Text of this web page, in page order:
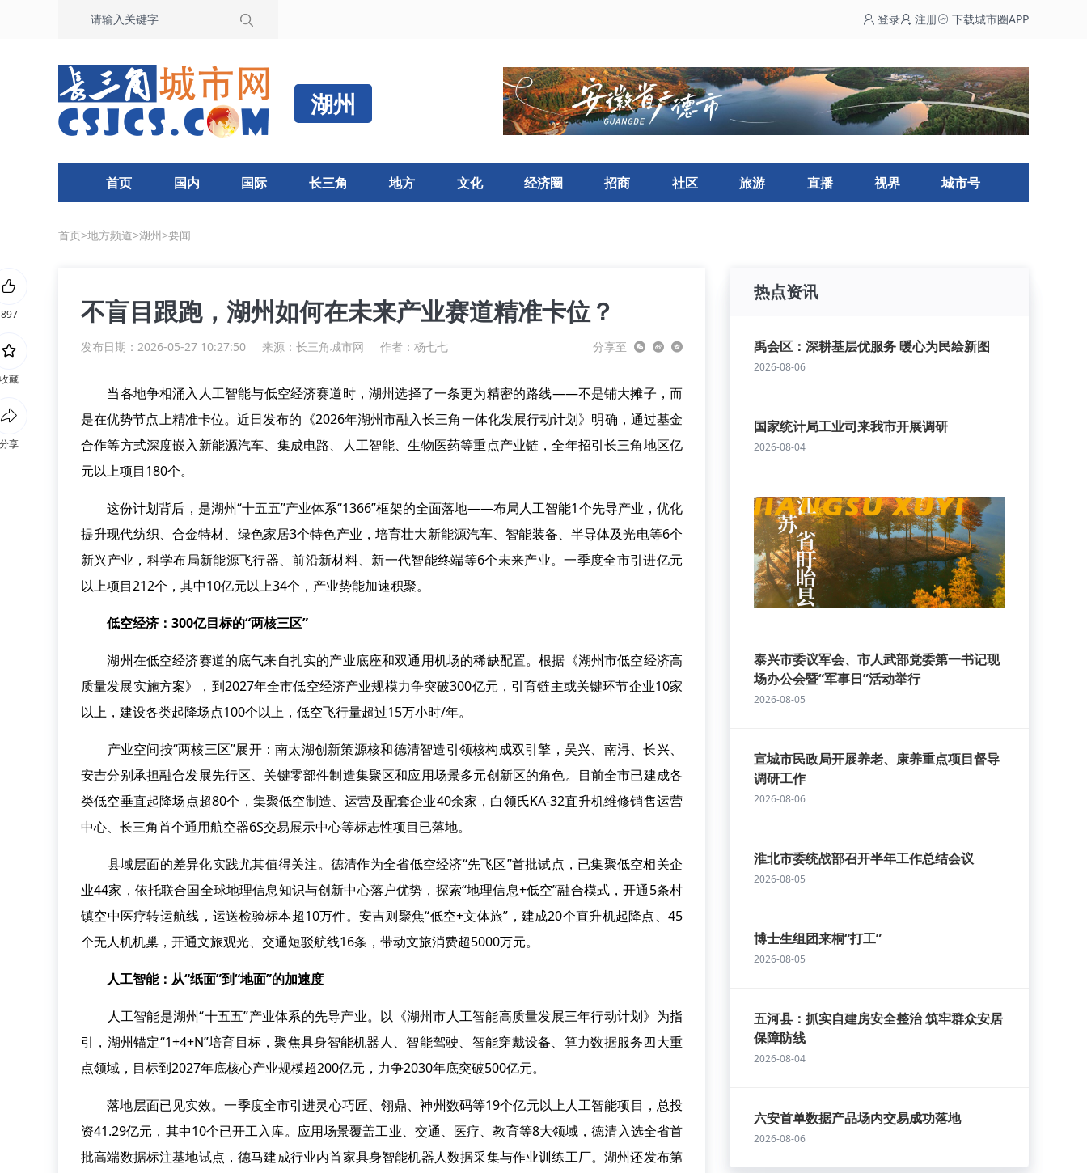
登录 注册 下载城市圈APP
湖州
首页 国内 国际 长三角 地方 文化 经济圈 招商 社区 旅游 直播 视界 城市号
首页>地方频道>湖州>要闻
不盲目跟跑，湖州如何在未来产业赛道精准卡位？
发布日期：2026-05-27 10:27:50 来源： 长三角城市网 作者：杨七七 分享至
当各地争相涌入人工智能与低空经济赛道时，湖州选择了一条更为精密的路线——不是铺大摊子，而
是在优势节点上精准卡位。近日发布的《2026年湖州市融入长三角一体化发展行动计划》明确，通过基金
合作等方式深度嵌入新能源汽车、集成电路、人工智能、生物医药等重点产业链，全年招引长三角地区亿
元以上项目180个。
这份计划背后，是湖州“十五五”产业体系“1366”框架的全面落地——布局人工智能1个先导产业，优化
提升现代纺织、合金特材、绿色家居3个特色产业，培育壮大新能源汽车、智能装备、半导体及光电等6个
新兴产业，科学布局新能源飞行器、前沿新材料、新一代智能终端等6个未来产业。一季度全市引进亿元
以上项目212个，其中10亿元以上34个，产业势能加速积聚。
低空经济：300亿目标的“两核三区”
湖州在低空经济赛道的底气来自扎实的产业底座和双通用机场的稀缺配置。根据《湖州市低空经济高
质量发展实施方案》，到2027年全市低空经济产业规模力争突破300亿元，引育链主或关键环节企业10家
以上，建设各类起降场点100个以上，低空飞行量超过15万小时/年。
产业空间按“两核三区”展开：南太湖创新策源核和德清智造引领核构成双引擎，吴兴、南浔、长兴、
安吉分别承担融合发展先行区、关键零部件制造集聚区和应用场景多元创新区的角色。目前全市已建成各
类低空垂直起降场点超80个，集聚低空制造、运营及配套企业40余家，白领氏KA-32直升机维修销售运营
中心、长三角首个通用航空器6S交易展示中心等标志性项目已落地。
县域层面的差异化实践尤其值得关注。德清作为全省低空经济“先飞区”首批试点，已集聚低空相关企
业44家，依托联合国全球地理信息知识与创新中心落户优势，探索“地理信息+低空”融合模式，开通5条村
镇空中医疗转运航线，运送检验标本超10万件。安吉则聚焦“低空+文体旅”，建成20个直升机起降点、45
个无人机机巢，开通文旅观光、交通短驳航线16条，带动文旅消费超5000万元。
人工智能：从“纸面”到“地面”的加速度
人工智能是湖州“十五五”产业体系的先导产业。以《湖州市人工智能高质量发展三年行动计划》为指
引，湖州锚定“1+4+N”培育目标，聚焦具身智能机器人、智能驾驶、智能穿戴设备、算力数据服务四大重
点领域，目标到2027年底核心产业规模超200亿元，力争2030年底突破500亿元。
落地层面已见实效。一季度全市引进灵心巧匠、翎鼎、神州数码等19个亿元以上人工智能项目，总投
资41.29亿元，其中10个已开工入库。应用场景覆盖工业、交通、医疗、教育等8大领域，德清入选全省首
批高端数据标注基地试点，德马建成行业内首家具身智能机器人数据采集与作业训练工厂。湖州还发布第
热点资讯
禹会区：深耕基层优服务 暖心为民绘新图
2026-08-06
国家统计局工业司来我市开展调研
2026-08-04
泰兴市委议军会、市人武部党委第一书记现
场办公会暨“军事日”活动举行
2026-08-05
宣城市民政局开展养老、康养重点项目督导
调研工作
2026-08-06
淮北市委统战部召开半年工作总结会议
2026-08-05
博士生组团来桐“打工”
2026-08-05
五河县：抓实自建房安全整治 筑牢群众安居
保障防线
2026-08-04
六安首单数据产品场内交易成功落地
2026-08-06
897
收藏
分享